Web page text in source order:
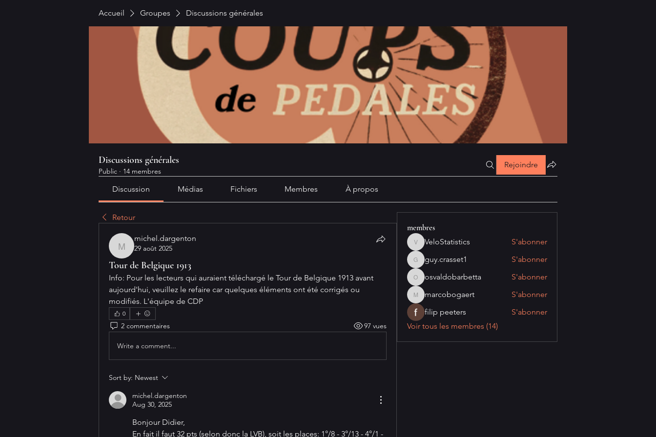
Accueil Groupes Discussions générales
Discussions générales
Public · 14 membres
Rejoindre
Discussion Médias Fichiers Membres À propos
Retour
michel.dargenton
michel.dargenton
29 août 2025
Tour de Belgique 1913
Info: Pour les lecteurs qui auraient téléchargé le Tour de Belgique 1913 avant
aujourd'hui, veuillez le refaire car quelques éléments ont été corrigés ou
modifiés. L'équipe de CDP
0
2 commentaires 97 vues
Write a comment...
Sort by: Newest
michel.dargenton
Aug 30, 2025
Bonjour Didier,
En fait il faut 32 pts (selon donc la LVB), soit les places: 1°/8 - 3°/13 - 4°/1 -
membres
VeloStatistics
VeloStatistics S'abonner
guy.crasset1
guy.crasset1 S'abonner
osvaldobarbetta
osvaldobarbetta S'abonner
marcobogaert
marcobogaert
S'abonner
filip peeters
S'abonner
Voir tous les membres (14)